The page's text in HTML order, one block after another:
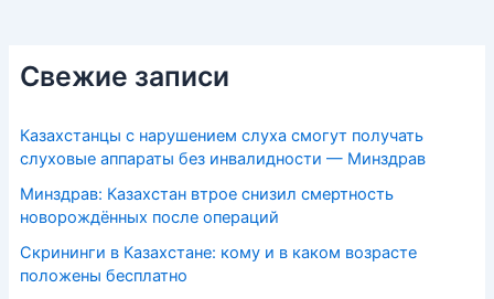
Свежие записи
Казахстанцы с нарушением слуха смогут получать
слуховые аппараты без инвалидности — Минздрав
Минздрав: Казахстан втрое снизил смертность
новорождённых после операций
Скрининги в Казахстане: кому и в каком возрасте
положены бесплатно